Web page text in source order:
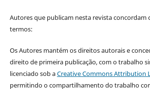
Autores que publicam nesta revista concordam
termos:
Os Autores mantém os direitos autorais e
direito de primeira publicação, com o trabalho
licenciado sob aCreative Commons Attribution
permitindo o compartilhamento do trabalho